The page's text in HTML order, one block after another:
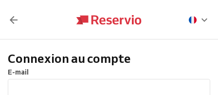
Connexion au compte
E-mail